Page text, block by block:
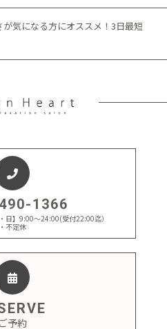
が気になる方にオススメ！3日最短
1366
日】9:00～24:00(受付22:00迄）
・不定休
ご予約